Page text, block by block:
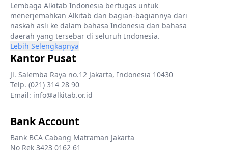
Lembaga Alkitab Indonesia bertugas untuk
menerjemahkan Alkitab dan bagian-bagiannya dari
naskah asli ke dalam bahasa Indonesia dan bahasa
daerah yang tersebar di seluruh Indonesia.
Lebih Selengkapnya
Kantor Pusat
Jl. Salemba Raya no.12 Jakarta, Indonesia 10430
Telp. (021) 314 28 90
Email: info@alkitab.or.id
Bank Account
Bank BCA Cabang Matraman Jakarta
No Rek 3423 0162 61